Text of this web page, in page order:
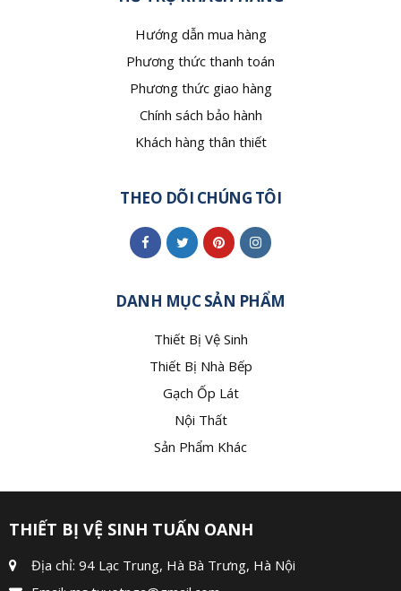
Hướng dẫn mua hàng
Phương thức thanh toán
Phương thức giao hàng
Chính sách bảo hành
Khách hàng thân thiết
THEO DÕI CHÚNG TÔI
DANH MỤC SẢN PHẨM
Thiết Bị Vệ Sinh
Thiết Bị Nhà Bếp
Gạch Ốp Lát
Nội Thất
Sản Phẩm Khác
THIẾT BỊ VỆ SINH TUẤN OANH
Địa chỉ: 94 Lạc Trung, Hà Bà Trưng, Hà Nội